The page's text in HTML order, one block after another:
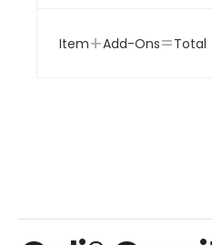
Item+Add-Ons=Total